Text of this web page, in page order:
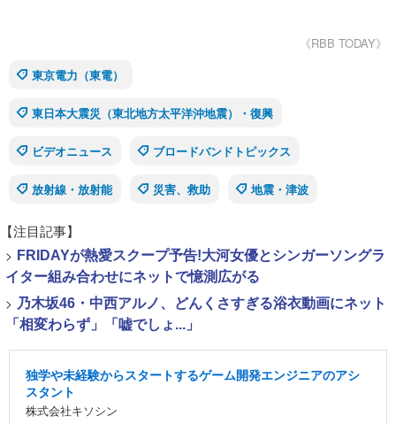
《RBB TODAY》
東京電力（東電）
東日本大震災（東北地方太平洋沖地震）・復興
ビデオニュース ブロードバンドトピックス
放射線・放射能 災害、救助 地震・津波
【注目記事】
> FRIDAYが熱愛スクープ予告!大河女優とシンガーソングラ
イター組み合わせにネットで憶測広がる
> 乃木坂46・中西アルノ、どんくさすぎる浴衣動画にネット
「相変わらず」「嘘でしょ...」
独学や未経験からスタートするゲーム開発エンジニアのアシ
スタント
株式会社キソシン